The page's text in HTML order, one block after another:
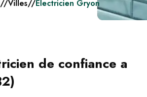
//Villes//Electricien Gryon
de confiance a